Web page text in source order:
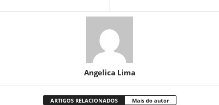
Angelica Lima
ARTIGOS RELACIONADOS Mais do autor